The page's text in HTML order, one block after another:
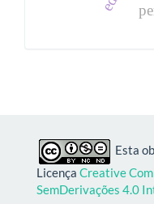
Esta
Licença Creative
SemDerivações 4.0